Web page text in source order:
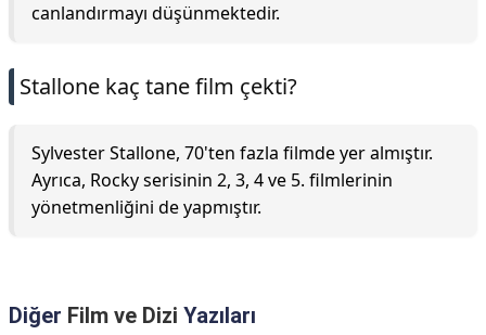
canlandırmayı düşünmektedir.
Stallone kaç tane film çekti?
Sylvester Stallone, 70'ten fazla filmde yer almıştır.
Ayrıca, Rocky serisinin 2, 3, 4 ve 5. filmlerinin
yönetmenliğini de yapmıştır.
Diğer Film ve Dizi Yazıları